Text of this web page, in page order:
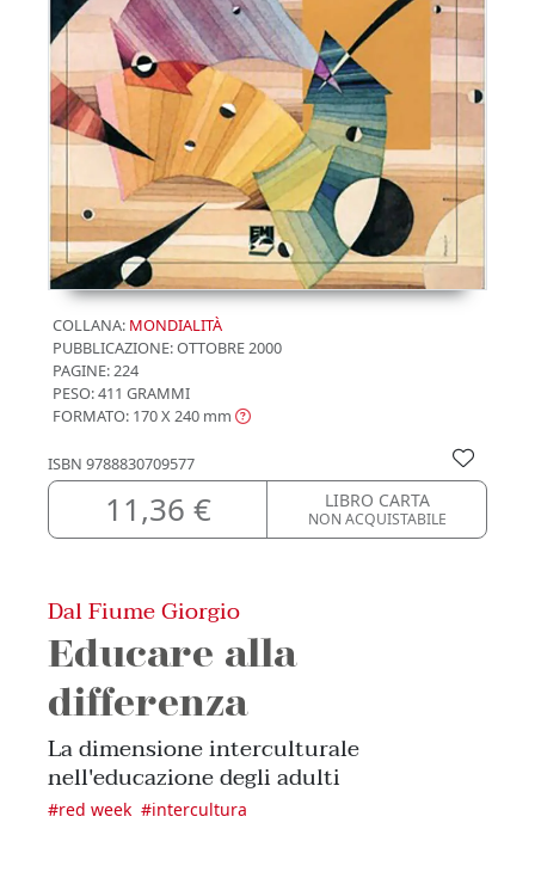
COLLANA: MONDIALITÀ
PUBBLICAZIONE:OTTOBRE 2000
PAGINE: 224
PESO: 411 GRAMMI
FORMATO: 170 X 240 mm
ISBN 9788830709577
11,36 € LIBRO CARTA
NON ACQUISTABILE
Dal Fiume Giorgio
Educare alla
differenza
La dimensione interculturale
nell'educazione degli adulti
#red week #intercultura